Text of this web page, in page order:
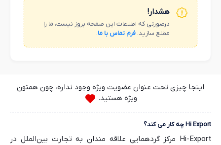
هشدار!
درصورتی که اطلاعات این صفحه بروز نیست، ما را
مطلع سازید. فرم تماس با ما.
اینجا چیزی تحت عنوان عضویت ویژه وجود نداره، چون همتون
ویژه هستید.
Hi Export چه کار می کند؟
Hi-Export مرکز گردهمایی علاقه مندان به تجارت بین‌الملل در